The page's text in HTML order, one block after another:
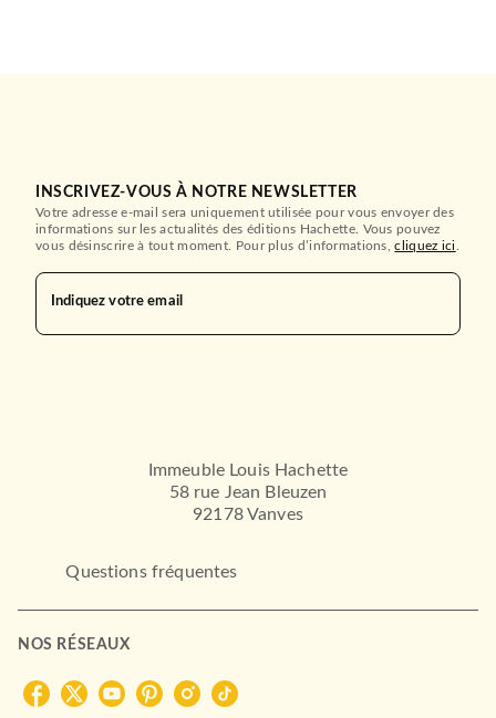
INSCRIVEZ-VOUS À NOTRE NEWSLETTER
Votre adresse e-mail sera uniquement utilisée pour vous envoyer des
informations sur les actualités des éditions Hachette. Vous pouvez
vous désinscrire à tout moment. Pour plus d’informations,cliquez ici
Indiquez votre email
Immeuble Louis Hachette
58 rue Jean Bleuzen
92178 Vanves
Questions fréquentes
NOS RÉSEAUX